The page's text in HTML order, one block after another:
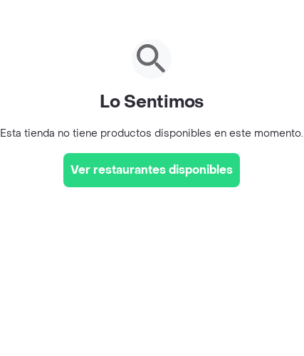
Lo Sentimos
Esta tienda no tiene productos disponibles en este momento.
Ver restaurantes disponibles